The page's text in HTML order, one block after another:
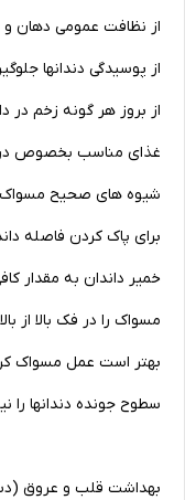
از نظافت عمومی دهان و
از پوسیدگی دندانها
از بروز هر گونه زخم در
غذای مناسب بخصوص
شیوه های صحیح مسواک
برای پاک کردن فاصله
خمیر داندان به مقدار
مسواک را در فک بالا از
بهتر است عمل مسواک کردن دندانها
سطوح جونده دندانها را
بهداشت قلب و عروق